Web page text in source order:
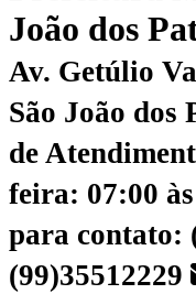
João dos
Av. Getúlio
São João dos
de
feira: 07:00
para contato:
(99)35512229